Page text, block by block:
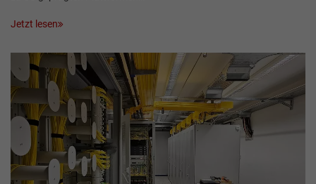
Jetzt lesen